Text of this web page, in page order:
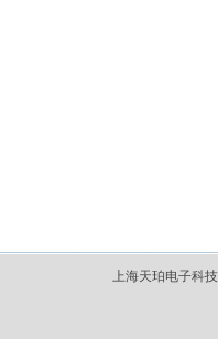
上海天珀电子科